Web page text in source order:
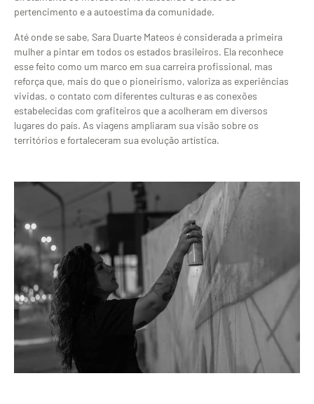
pertencimento e a autoestima da comunidade.
Até onde se sabe, Sara Duarte Mateos é considerada a primeira
mulher a pintar em todos os estados brasileiros. Ela reconhece
esse feito como um marco em sua carreira profissional, mas
reforça que, mais do que o pioneirismo, valoriza as experiências
vividas, o contato com diferentes culturas e as conexões
estabelecidas com grafiteiros que a acolheram em diversos
lugares do país. As viagens ampliaram sua visão sobre os
territórios e fortaleceram sua evolução artística.